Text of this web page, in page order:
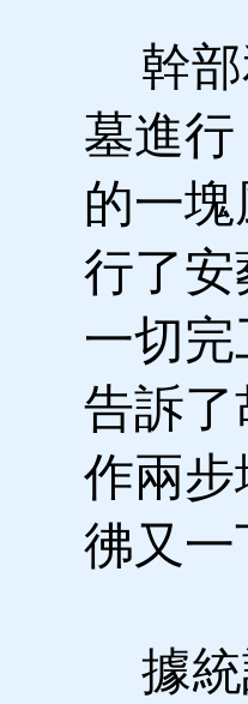
幹部
墓進
的一
行了
一切
告訴
作兩
彿又
據統